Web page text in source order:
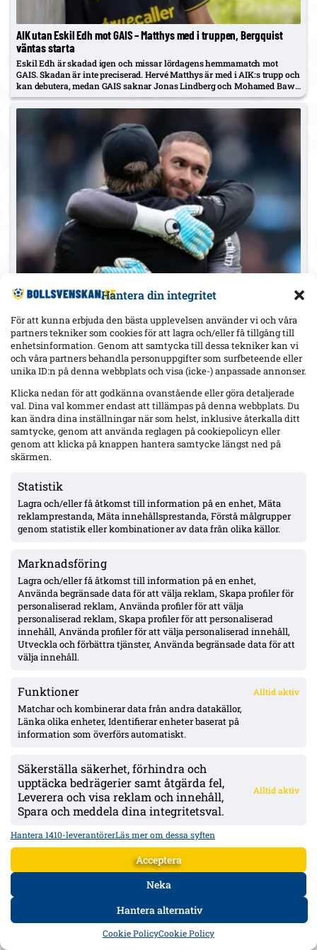
Hantera din integritet
För att kunna erbjuda den bästa upplevelsen använder vi och våra
partners tekniker som cookies för att lagra och/eller få tillgång till
enhetsinformation. Genom att samtycka till dessa tekniker kan vi
och våra partners behandla personuppgifter som surfbeteende eller
unika ID:n på denna webbplats och visa (icke-) anpassade annonser.
Klicka nedan för att godkänna ovanstående eller göra detaljerade
val. Dina val kommer endast att tillämpas på denna webbplats. Du
kan ändra dina inställningar när som helst, inklusive återkalla ditt
samtycke, genom att använda reglagen på cookiepolicyn eller
genom att klicka på knappen hantera samtycke längst ned på
skärmen.
Statistik
Lagra och/eller få åtkomst till information på en enhet, Mäta
reklamprestanda, Mäta innehållsprestanda, Förstå målgrupper
genom statistik eller kombinationer av data från olika källor.
Marknadsföring
Lagra och/eller få åtkomst till information på en enhet,
Använda begränsade data för att välja reklam, Skapa profiler för
personaliserad reklam, Använda profiler för att välja
personaliserad reklam, Skapa profiler för att personaliserad
innehåll, Använda profiler för att välja personaliserad innehåll,
Utveckla och förbättra tjänster, Använda begränsade data för att
välja innehåll.
Funktioner Alltid aktiv
Matchar och kombinerar data från andra datakällor,
Länka olika enheter, Identifierar enheter baserat på
information som överförs automatiskt.
Säkerställa säkerhet, förhindra och
upptäcka bedrägerier samt åtgärda fel,
Leverera och visa reklam och innehåll,
Spara och meddela dina integritetsval.
Alltid aktiv
Hantera 1410-leverantörerLäs mer om dessa syften
Acceptera
Neka
Hantera alternativ
Cookie PolicyCookie Policy
AIK utan Eskil Edh mot GAIS – Matthys med i truppen, Bergquist
väntas starta
Eskil Edh är skadad igen och missar lördagens hemmamatch mot
GAIS. Skadan är inte preciserad. Hervé Matthys är med i AIK:s trupp och
kan debutera, medan GAIS saknar Jonas Lindberg och Mohamed Bawa
utöver sina långtidsskadade.
GAIS trupp mot AIK – Ågren avstängd, Lindberg och Dankwah
känning
GAIS namnger 20-mannatrupp till bortamötet med AIK. Oskar Ågren
avstängd; Jonas Lindberg och Blessing Asumang Dankwah har
känning; Mohamed Bawa rehabtränar; Gustav Lundgren och Kevin
Holmén långtidsskadade.
BK Häcken tar in 23-årige mittfältaren Harun Ibrahim på lån från
Sharja FC resten av säsongen, enligt Aftonbladet. GAIS hade möjlighet
att värva tillbaka 88-matchersmittfältaren men valde att inte gå vidare.
Thern: Sirius guldläge hänger på Ure – hyllar Blåvitts
dubbelvärvning, ser Bajen/DIF som främsta utmanare
Simon Thern slår fast att Sirius inte vinner SM-guld vid en Ure-
utmanare och ger IFK Göteborgs nyförvärv toppbetyg.
DATA FORUM